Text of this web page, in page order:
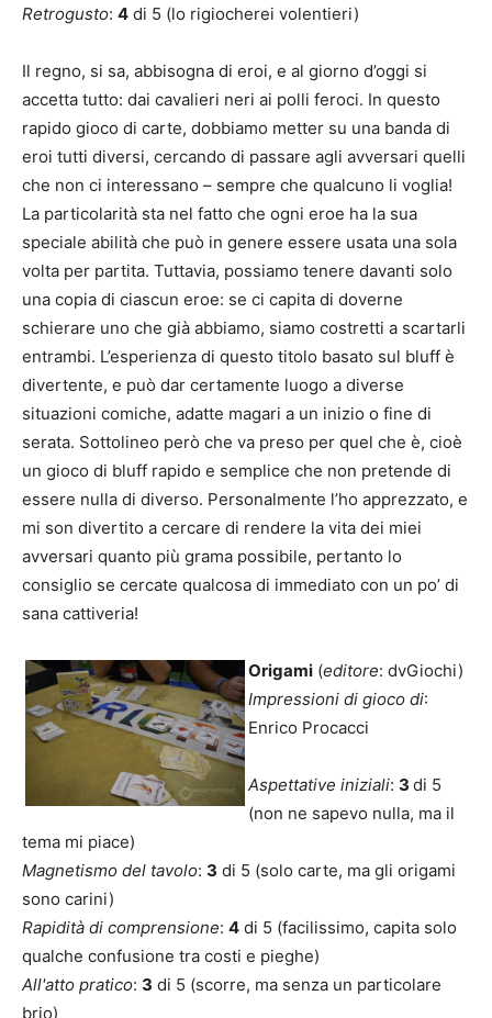
Retrogusto: 4 di 5 (lo rigiocherei volentieri)
Il regno, si sa, abbisogna di eroi, e al giorno d’oggi si
accetta tutto: dai cavalieri neri ai polli feroci. In questo
rapido gioco di carte, dobbiamo metter su una banda di
eroi tutti diversi, cercando di passare agli avversari quelli
che non ci interessano – sempre che qualcuno li voglia!
La particolarità sta nel fatto che ogni eroe ha la sua
speciale abilità che può in genere essere usata una sola
volta per partita. Tuttavia, possiamo tenere davanti solo
una copia di ciascun eroe: se ci capita di doverne
schierare uno che già abbiamo, siamo costretti a scartarli
entrambi. L’esperienza di questo titolo basato sul bluff è
divertente, e può dar certamente luogo a diverse
situazioni comiche, adatte magari a un inizio o fine di
serata. Sottolineo però che va preso per quel che è, cioè
un gioco di bluff rapido e semplice che non pretende di
essere nulla di diverso. Personalmente l’ho apprezzato, e
mi son divertito a cercare di rendere la vita dei miei
avversari quanto più grama possibile, pertanto lo
consiglio se cercate qualcosa di immediato con un po’ di
sana cattiveria!
Origami (editore: dvGiochi)
Impressioni di gioco di:
Enrico Procacci
Aspettative iniziali: 3 di 5
(non ne sapevo nulla, ma il
tema mi piace)
Magnetismo del tavolo: 3 di 5 (solo carte, ma gli origami
sono carini)
Rapidità di comprensione: 4 di 5 (facilissimo, capita solo
qualche confusione tra costi e pieghe)
All'atto pratico: 3 di 5 (scorre, ma senza un particolare
brio)